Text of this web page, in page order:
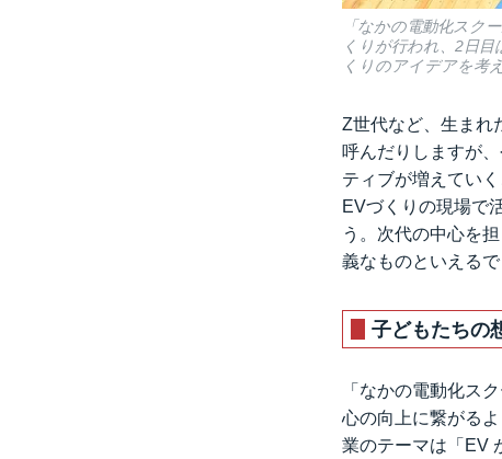
「なかの電動化スク
くりが行われ、2日
くりのアイデアを考
Z世代など、生まれ
呼んだりしますが
ティブが増えてい
EVづくりの現場で
う。次代の中心を
義なものといえるで
子どもたちの
「なかの電動化ス
心の向上に繋がる
業のテーマは「EV